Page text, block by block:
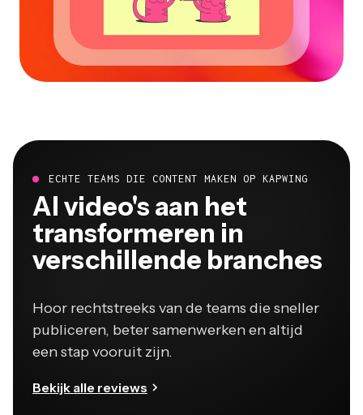
ECHTE TEAMS DIE CONTENT MAKEN OP KAPWING
Al video's aan het
transformeren in
verschillende branches
Hoor rechtstreeks van de teams die sneller
publiceren, beter samenwerken en altijd
een stap vooruit zijn.
Bekijk alle reviews